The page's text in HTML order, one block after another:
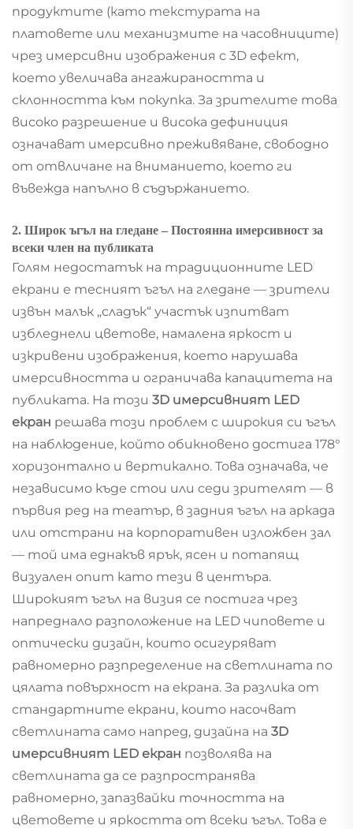
продуктите (като текстурата на
платовете или механизмите на часовниците)
чрез имерсивни изображения с 3D ефект,
което увеличава ангажираността и
склонността към покупка. За зрителите това
високо разрешение и висока дефиниция
означават имерсивно преживяване, свободно
от отвличане на вниманието, което ги
въвежда напълно в съдържанието.
2. Широк ъгъл на гледане – Постоянна имерсивност за
всеки член на публиката
Голям недостатък на традиционните LED
екрани е тесният ъгъл на гледане — зрители
извън малък „сладък“ участък изпитват
избледнели цветове, намалена яркост и
изкривени изображения, което нарушава
имерсивността и ограничава капацитета на
публиката. На този 3D имерсивният LED
екран решава този проблем с широкия си ъгъл
на наблюдение, който обикновено достига 178°
хоризонтално и вертикално. Това означава, че
независимо къде стои или седи зрителят — в
първия ред на театър, в задния ъгъл на аркада
или отстрани на корпоративен изложбен зал
— той има еднакъв ярък, ясен и потапящ
визуален опит като тези в центъра.
Широкият ъгъл на визия се постига чрез
напреднало разположение на LED чиповете и
оптически дизайн, които осигуряват
равномерно разпределение на светлината по
цялата повърхност на екрана. За разлика от
стандартните екрани, които насочват
светлината само напред, дизайна на 3D
имерсивният LED екран позволява на
светлината да се разпространява
равномерно, запазвайки точността на
цветовете и яркостта от всеки ъгъл. Това е